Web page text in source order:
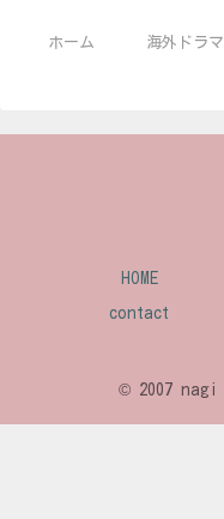
ホーム 海外ドラマ
HOME
contact
© 2007 nagi